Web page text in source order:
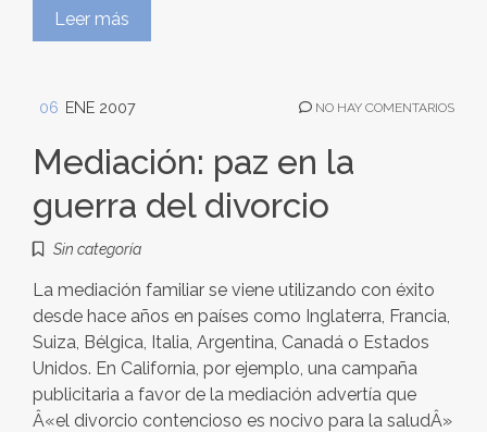
Leer más
06 ENE 2007 NO HAY COMENTARIOS
Mediación: paz en la
guerra del divorcio
Sin categoría
La mediación familiar se viene utilizando con éxito
desde hace años en países como Inglaterra, Francia,
Suiza, Bélgica, Italia, Argentina, Canadá o Estados
Unidos. En California, por ejemplo, una campaña
publicitaria a favor de la mediación advertía que
Â«el divorcio contencioso es nocivo para la saludÂ»